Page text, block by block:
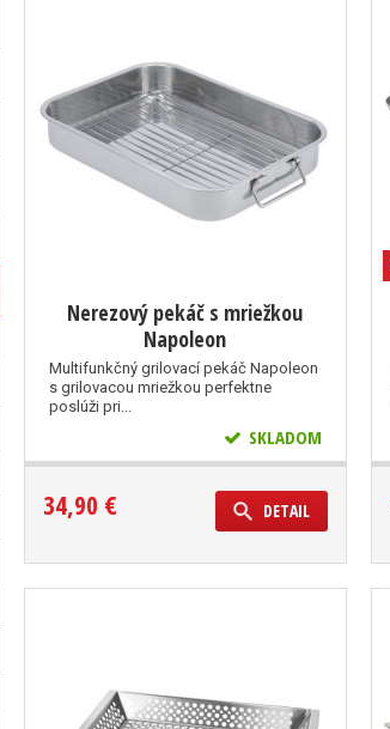
Nerezový pekáč s mriežkou
Napoleon
Multifunkčný grilovací pekáč Napoleon
s grilovacou mriežkou perfektne
poslúži pri...
SKLADOM
34,90 € DETAIL